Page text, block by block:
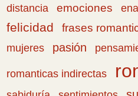
distancia emociones
felicidad frases
mujeres
pasión
romanticas indirectas